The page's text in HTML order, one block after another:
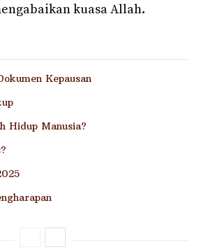
kuasa Allah.
Kepausan
Hidup Manusia?